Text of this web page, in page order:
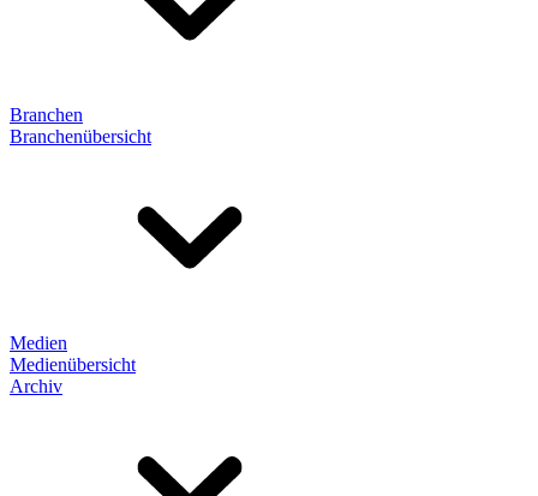
Branchen
Branchenübersicht
Medien
Medienübersicht
Archiv